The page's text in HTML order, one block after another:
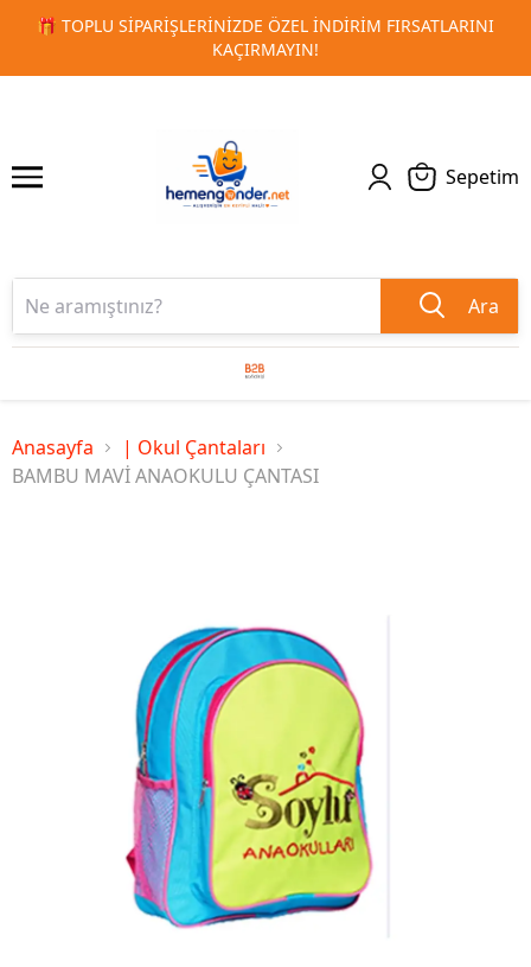
🚀 KURUMSAL PROMOSYON VE MATBAA
1 2
Sepetim
Ara
Anasayfa
| Okul Çantaları
BAMBU MAVİ ANAOKULU ÇANTASI